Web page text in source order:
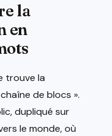
la
en
trouve la
de blocs ».
dupliqué sur
le monde, où